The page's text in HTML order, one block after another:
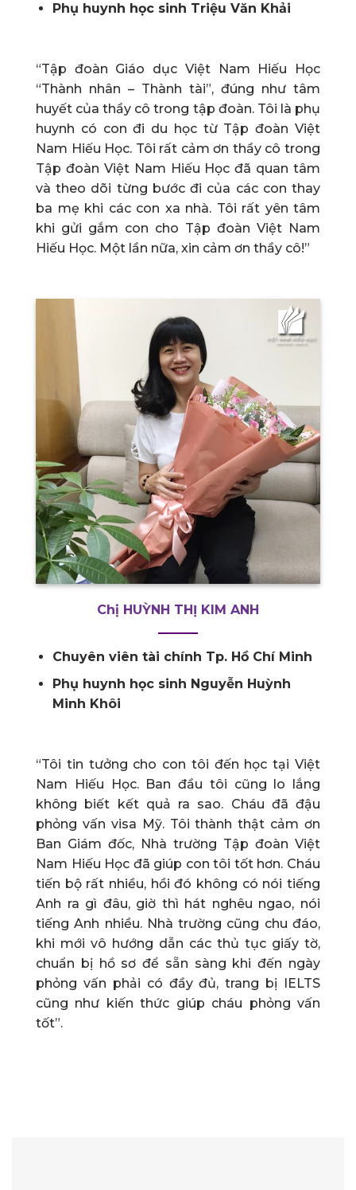
Phụ huynh học sinh Triệu Văn Khải
“Tập đoàn Giáo dục Việt Nam Hiếu Học
“Thành nhân – Thành tài”, đúng như tâm
huyết của thầy cô trong tập đoàn. Tôi là phụ
huynh có con đi du học từ Tập đoàn Việt
Nam Hiếu Học. Tôi rất cảm ơn thầy cô trong
Tập đoàn Việt Nam Hiếu Học đã quan tâm
và theo dõi từng bước đi của các con thay
ba mẹ khi các con xa nhà. Tôi rất yên tâm
khi gửi gắm con cho Tập đoàn Việt Nam
Hiếu Học. Một lần nữa, xin cảm ơn thầy cô!”
Chị HUỲNH THỊ KIM ANH
Chuyên viên tài chính Tp. Hồ Chí Minh
Phụ huynh học sinh Nguyễn Huỳnh
Minh Khôi
“Tôi tin tưởng cho con tôi đến học tại Việt
Nam Hiếu Học. Ban đầu tôi cũng lo lắng
không biết kết quả ra sao. Cháu đã đậu
phỏng vấn visa Mỹ. Tôi thành thật cảm ơn
Ban Giám đốc, Nhà trường Tập đoàn Việt
Nam Hiếu Học đã giúp con tôi tốt hơn. Cháu
tiến bộ rất nhiều, hồi đó không có nói tiếng
Anh ra gì đâu, giờ thì hát nghêu ngao, nói
tiếng Anh nhiều. Nhà trường cũng chu đáo,
khi mới vô hướng dẫn các thủ tục giấy tờ,
chuẩn bị hồ sơ để sẵn sàng khi đến ngày
phỏng vấn phải có đầy đủ, trang bị IELTS
cũng như kiến thức giúp cháu phỏng vấn
tốt”.